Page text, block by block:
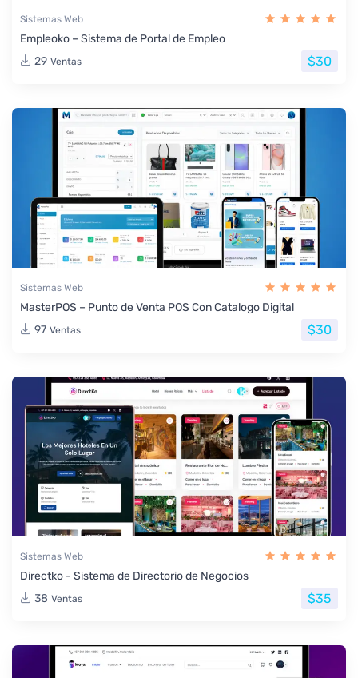
Sistemas Web
Empleoko – Sistema de Portal de Empleo
29 Ventas $30
Sistemas Web
MasterPOS – Punto de Venta POS Con Catalogo Digital
97 Ventas $30
Sistemas Web
Directko - Sistema de Directorio de Negocios
38 Ventas $35